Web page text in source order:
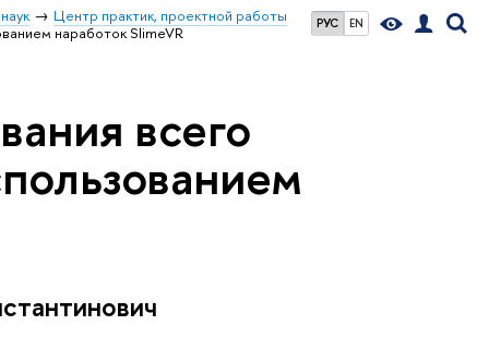
РУС EN
Центр практик, проектной работы
наработок SlimeVR
всего